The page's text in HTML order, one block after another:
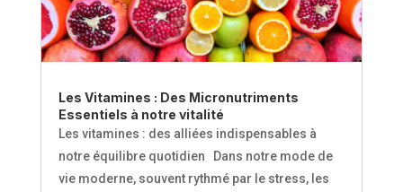
Les Vitamines : Des Micronutriments
Essentiels à notre vitalité
Les vitamines : des alliées indispensables à
notre équilibre quotidien Dans notre mode de
vie moderne, souvent rythmé par le stress, les